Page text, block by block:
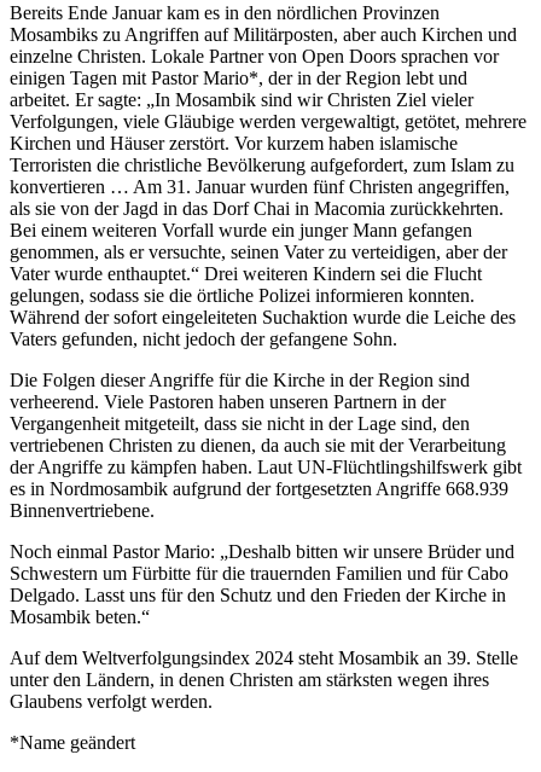
Bereits Ende Januar kam es in den nördlichen Provinzen
Mosambiks zu Angriffen auf Militärposten, aber auch Kirchen und
einzelne Christen. Lokale Partner von Open Doors sprachen vor
einigen Tagen mit Pastor Mario*, der in der Region lebt und
arbeitet. Er sagte: „In Mosambik sind wir Christen Ziel vieler
Verfolgungen, viele Gläubige werden vergewaltigt, getötet, mehrere
Kirchen und Häuser zerstört. Vor kurzem haben islamische
Terroristen die christliche Bevölkerung aufgefordert, zum Islam zu
konvertieren … Am 31. Januar wurden fünf Christen angegriffen,
als sie von der Jagd in das Dorf Chai in Macomia zurückkehrten.
Bei einem weiteren Vorfall wurde ein junger Mann gefangen
genommen, als er versuchte, seinen Vater zu verteidigen, aber der
Vater wurde enthauptet.“ Drei weiteren Kindern sei die Flucht
gelungen, sodass sie die örtliche Polizei informieren konnten.
Während der sofort eingeleiteten Suchaktion wurde die Leiche des
Vaters gefunden, nicht jedoch der gefangene Sohn.
Die Folgen dieser Angriffe für die Kirche in der Region sind
verheerend. Viele Pastoren haben unseren Partnern in der
Vergangenheit mitgeteilt, dass sie nicht in der Lage sind, den
vertriebenen Christen zu dienen, da auch sie mit der Verarbeitung
der Angriffe zu kämpfen haben. Laut UN-Flüchtlingshilfswerk gibt
es in Nordmosambik aufgrund der fortgesetzten Angriffe 668.939
Binnenvertriebene.
Noch einmal Pastor Mario: „Deshalb bitten wir unsere Brüder und
Schwestern um Fürbitte für die trauernden Familien und für Cabo
Delgado. Lasst uns für den Schutz und den Frieden der Kirche in
Mosambik beten.“
Auf dem Weltverfolgungsindex 2024 steht Mosambik an 39. Stelle
unter den Ländern, in denen Christen am stärksten wegen ihres
Glaubens verfolgt werden.
*Name geändert